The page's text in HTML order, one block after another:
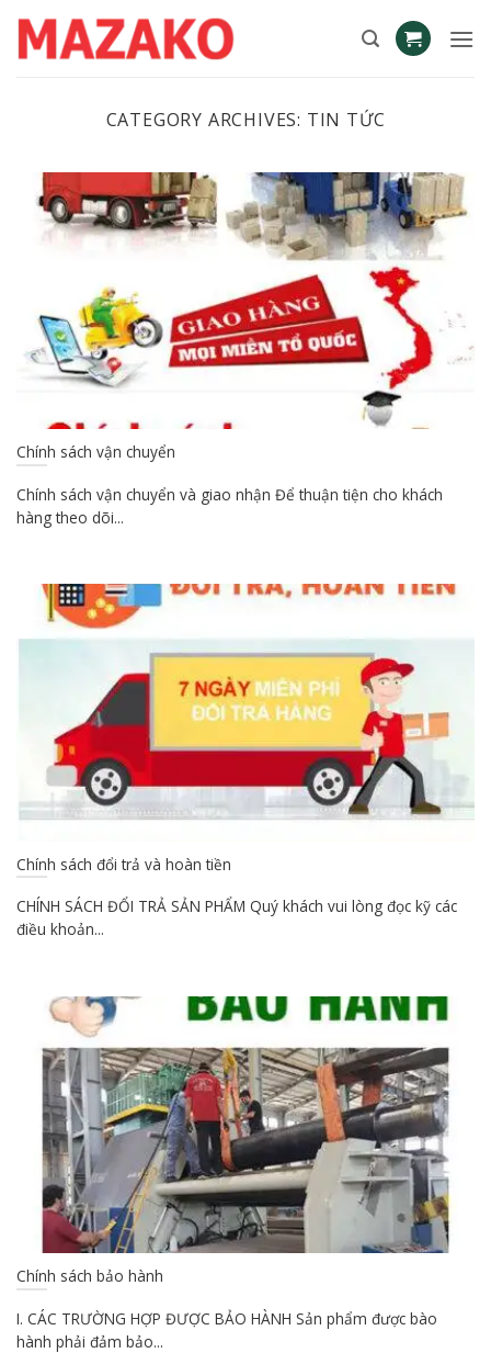
content
CATEGORY ARCHIVES: TIN TỨC
Chính sách vận chuyển
Chính sách vận chuyển và giao nhận Để thuận tiện cho khách
hàng theo dõi...
Chính sách đổi trả và hoàn tiền
CHÍNH SÁCH ĐỔI TRẢ SẢN PHẨM Quý khách vui lòng đọc kỹ các
điều khoản...
Chính sách bảo hành
I. CÁC TRƯỜNG HỢP ĐƯỢC BẢO HÀNH Sản phẩm được bào
hành phải đảm bảo...